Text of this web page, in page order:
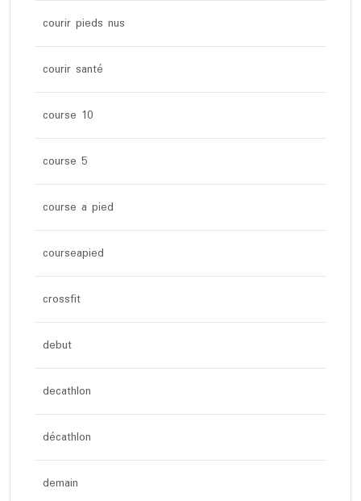
courir pieds nus
courir santé
course 10
course 5
course a pied
courseapied
crossfit
debut
decathlon
décathlon
demain